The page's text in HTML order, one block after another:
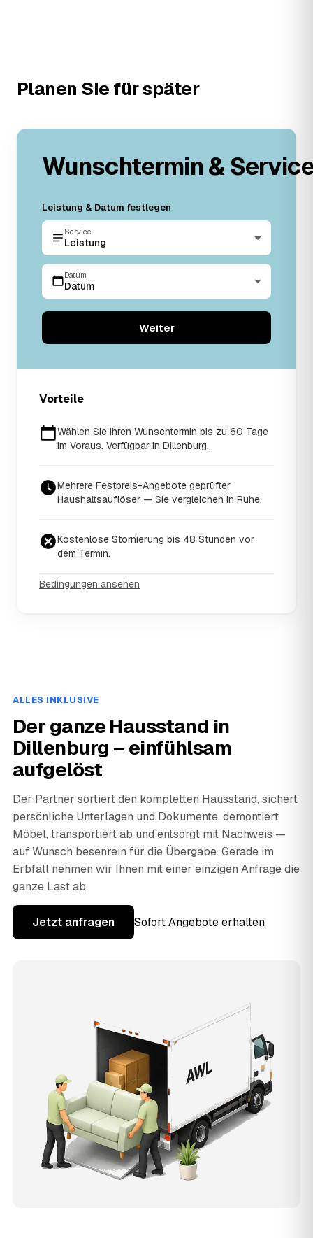
Planen Sie für später
Wunschtermin &
Leistung & Datum festlegen
Service
Leistung
Datum
Datum
Weiter
Vorteile
Wählen Sie Ihren Wunschtermin bis zu 60 Tage
im Voraus. Verfügbar in Dillenburg.
Mehrere Festpreis-Angebote geprüfter
Haushaltsauflöser — Sie vergleichen in Ruhe.
Kostenlose Stornierung bis 48 Stunden vor
dem Termin.
Bedingungen ansehen
ALLES INKLUSIVE
Der ganze Hausstand in
Dillenburg – einfühlsam
aufgelöst
Der Partner sortiert den kompletten Hausstand, sichert
persönliche Unterlagen und Dokumente, demontiert
Möbel, transportiert ab und entsorgt mit Nachweis —
auf Wunsch besenrein für die Übergabe. Gerade im
Erbfall nehmen wir Ihnen mit einer einzigen Anfrage die
ganze Last ab.
Jetzt anfragen Sofort Angebote erhalten